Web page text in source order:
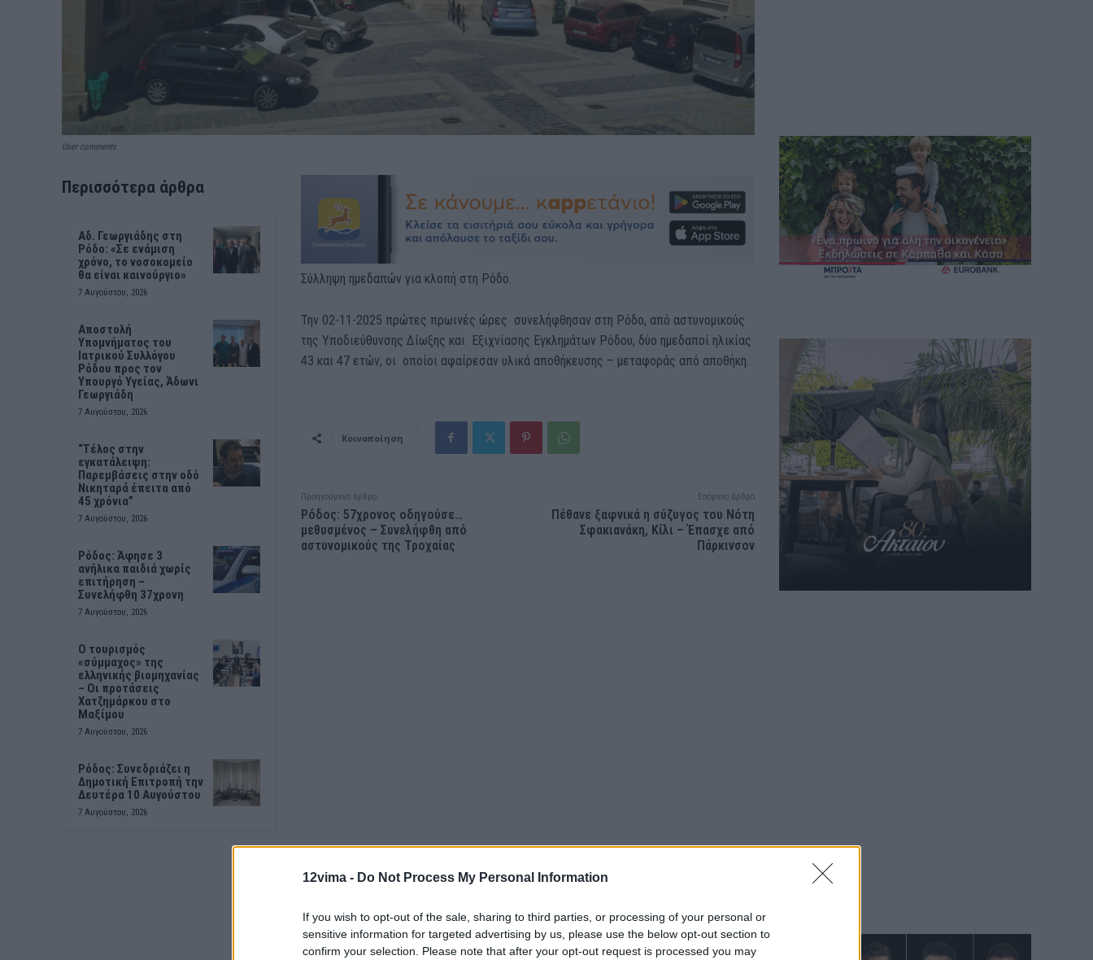
12vima - Do Not Process My Personal Information
If you wish to opt-out of the sale, sharing to third parties, or processing of your personal or
sensitive information for targeted advertising by us, please use the below opt-out section to
confirm your selection. Please note that after your opt-out request is processed you may
User comments
Περισσότερα άρθρα
Αδ. Γεωργιάδης στη
Ρόδο: «Σε ενάμιση
χρόνο, το νοσοκομείο
θα είναι καινούργιο»
7 Αυγούστου, 2026
Αποστολή
Υπομνήματος του
Ιατρικού Συλλόγου
Ρόδου προς τον
Υπουργό Υγείας, Άδωνι
Γεωργιάδη
7 Αυγούστου, 2026
“Τέλος στην
εγκατάλειψη:
Παρεμβάσεις στην οδό
Νικηταρά έπειτα από
45 χρόνια”
7 Αυγούστου, 2026
Ρόδος: Άφησε 3
ανήλικα παιδιά χωρίς
επιτήρηση –
Συνελήφθη 37χρονη
7 Αυγούστου, 2026
Ο τουρισμός
«σύμμαχος» της
ελληνικής βιομηχανίας
– Οι προτάσεις
Χατζημάρκου στο
Μαξίμου
7 Αυγούστου, 2026
Ρόδος: Συνεδριάζει η
Δημοτική Επιτροπή την
Δευτέρα 10 Αυγούστου
7 Αυγούστου, 2026
Σύλληψη ημεδαπών για κλοπή στη Ρόδο.
Την 02-11-2025 πρώτες πρωινές ώρες συνελήφθησαν στη Ρόδο, από αστυνομικούς
της Υποδιεύθυνσης Δίωξης και Εξιχνίασης Εγκλημάτων Ρόδου, δύο ημεδαποί ηλικίας
43 και 47 ετών, οι οποίοι αφαίρεσαν υλικά αποθήκευσης – μεταφοράς από αποθήκη.
Κοινοποίηση
Προηγούμενο άρθρο
Ρόδος: 57χρονος οδηγούσε…
μεθυσμένος – Συνελήφθη από
αστυνομικούς της Τροχαίας
Επόμενο άρθρο
Πέθανε ξαφνικά η σύζυγος του Νότη
Σφακιανάκη, Κίλι – Έπασχε από
Πάρκινσον